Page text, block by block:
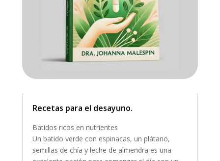
Recetas para el desayuno.
Batidos ricos en nutrientes
Un batido verde con espinacas, un plátano,
semillas de chía y leche de almendra es una